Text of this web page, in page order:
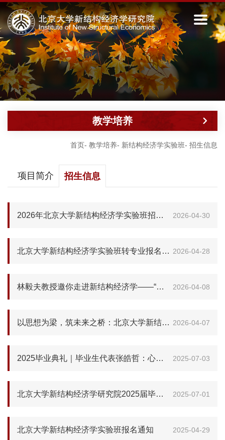
首页- 教学培养- 新结构经济学实验班- 招生信息
教学培养
项目简介 招生信息
2026-04-30
2026年北京大学新结构经济学实验班招生宣讲会成功举办
2026-04-28
北京大学新结构经济学实验班转专业报名通知
2026-04-08
林毅夫教授邀你走进新结构经济学——“林班”宣讲会来了
2026-04-07
以思想为梁，筑未来之桥：北京大学新结构经济学实验班
2025-07-03
2025毕业典礼｜毕业生代表张皓哲：心怀旧梦启新章
2025-07-01
北京大学新结构经济学研究院2025届毕业典礼举行
2025-04-29
北京大学新结构经济学实验班报名通知